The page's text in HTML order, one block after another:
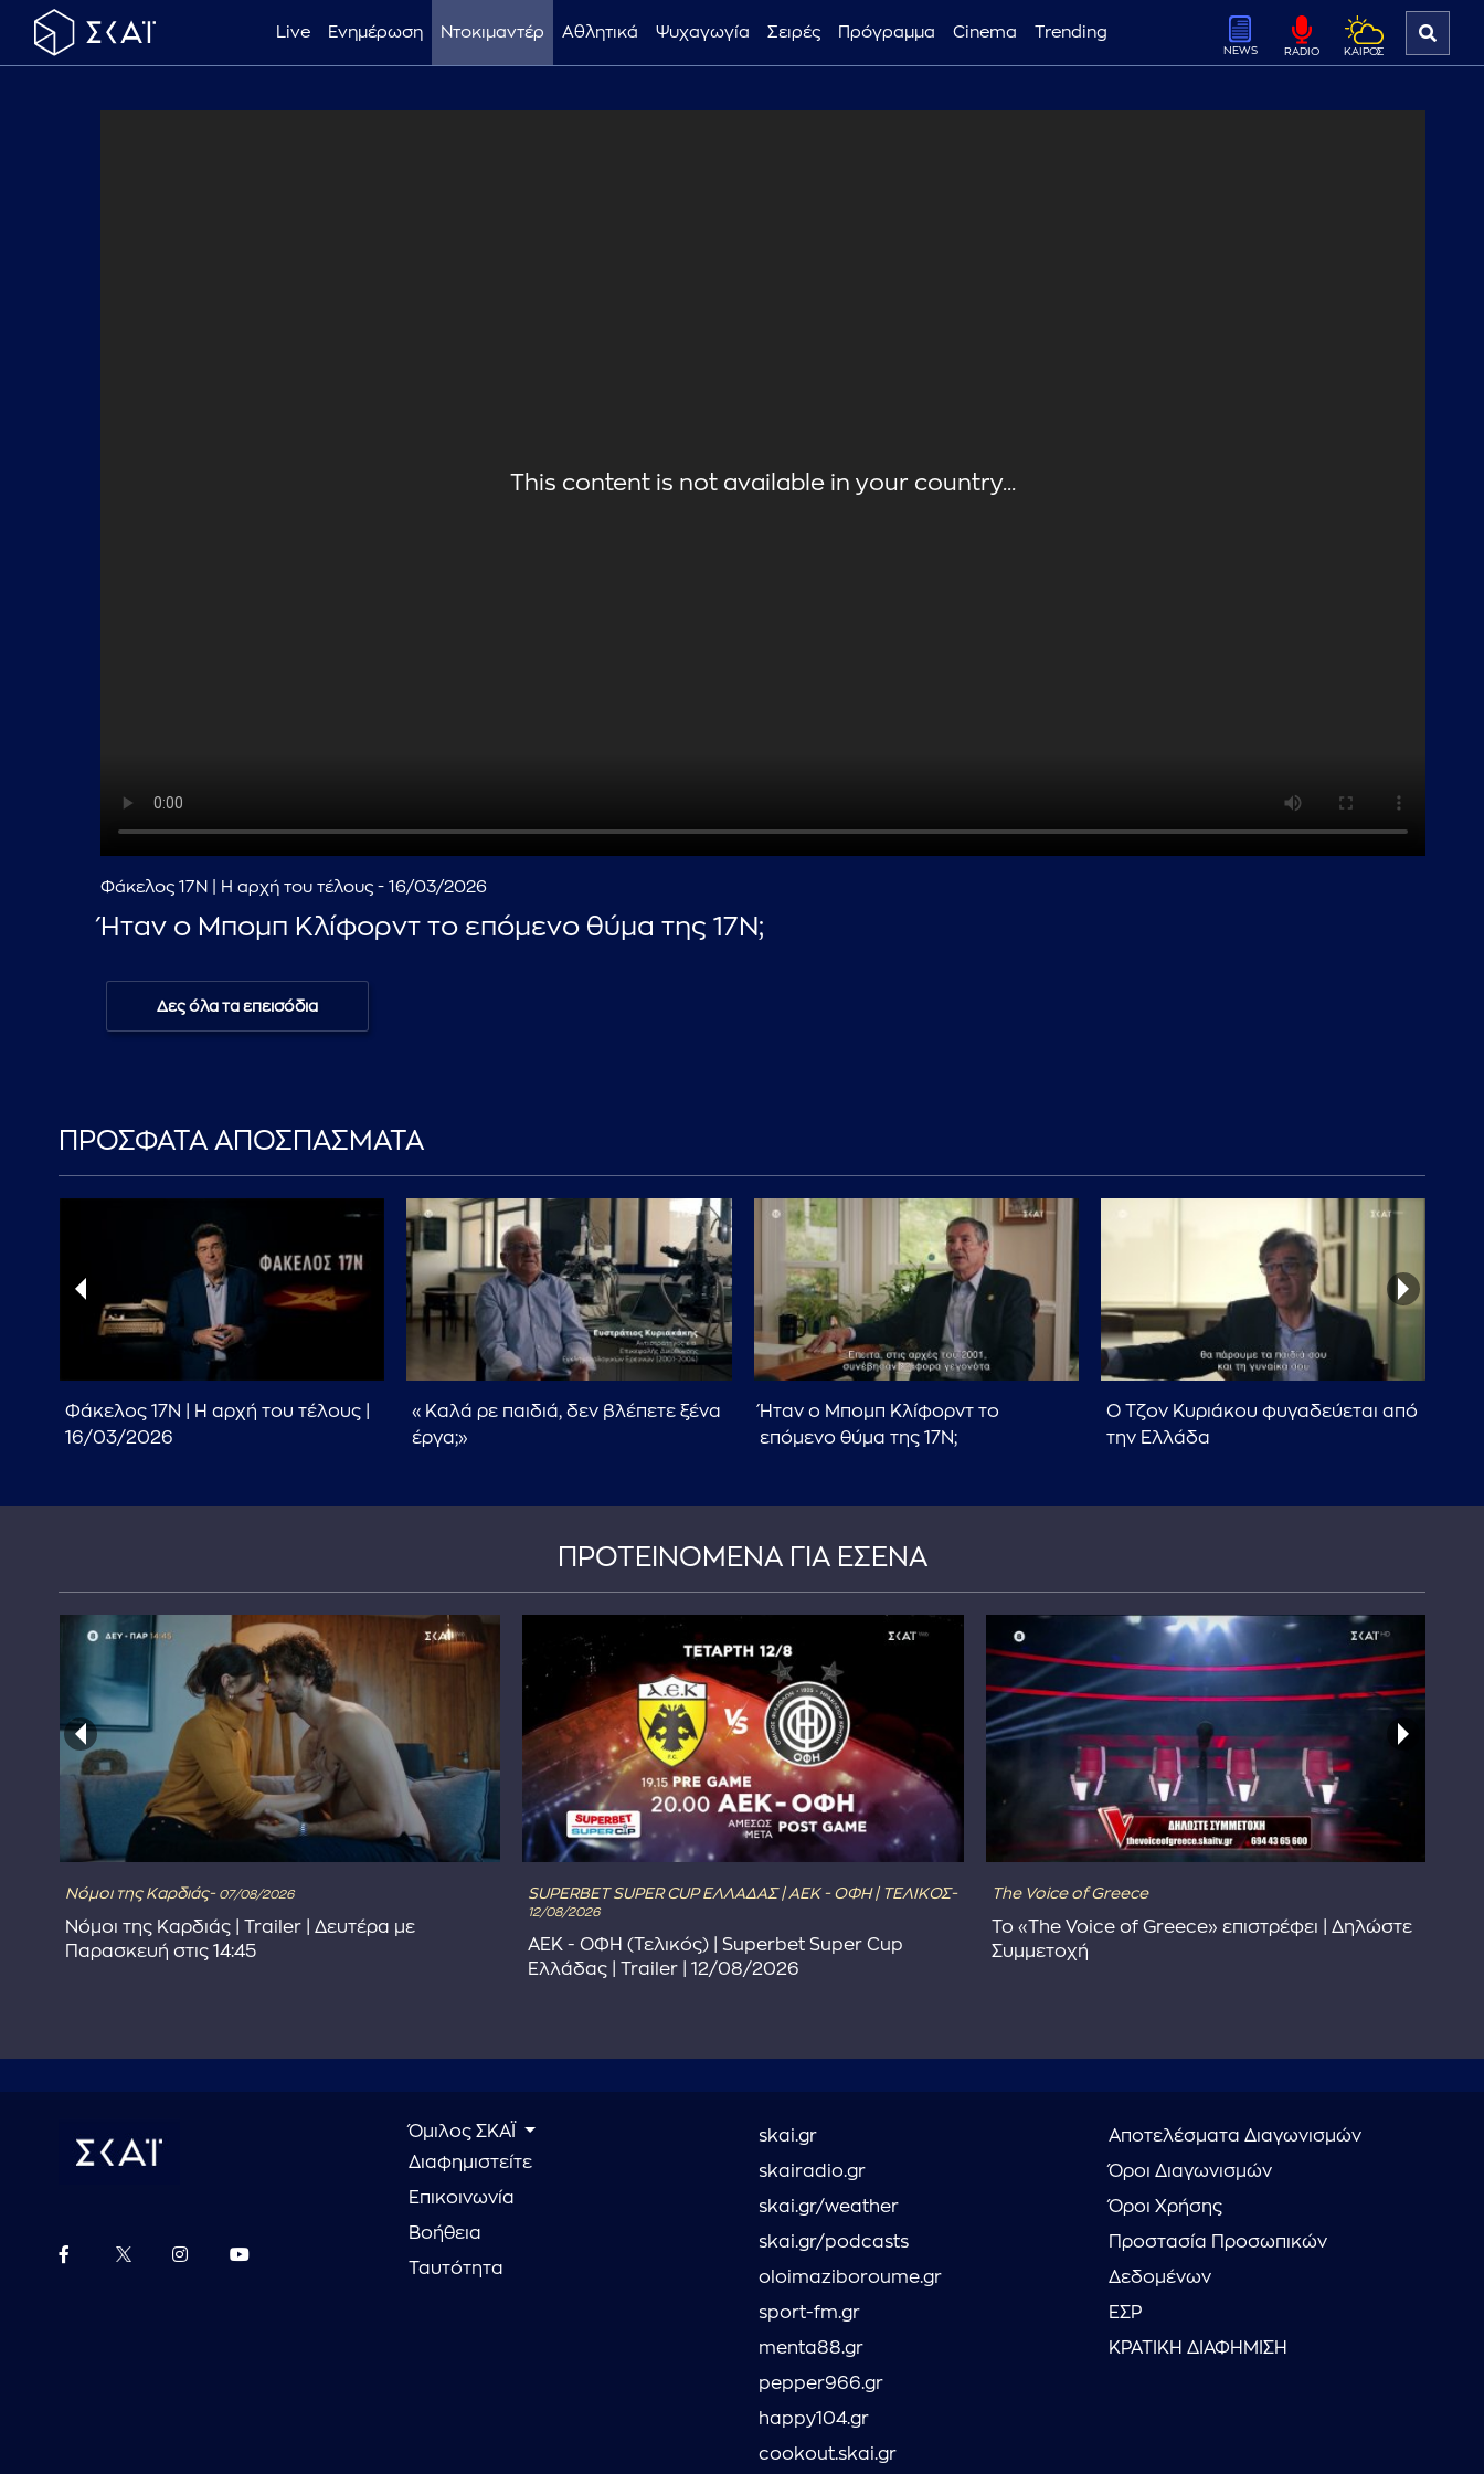
Live Ενημέρωση Ντοκιμαντέρ Αθλητικά Ψυχαγωγία Σειρές Πρόγραμμα Cinema Trending
NEWS RADIO ΚΑΙΡΟΣ
This content is not available in your country...
Φάκελος 17Ν | Η αρχή του τέλους - 16/03/2026
Ήταν ο Μπομπ Κλίφορντ το επόμενο θύμα της 17Ν;
Δες όλα τα επεισόδια
ΠΡΟΣΦΑΤΑ ΑΠΟΣΠΑΣΜΑΤΑ
Φάκελος 17Ν | Η αρχή του τέλους |
16/03/2026
«Καλά ρε παιδιά, δεν βλέπετε ξένα
έργα;»
Ήταν ο Μπομπ Κλίφορντ το
επόμενο θύμα της 17Ν;
Ο Τζον Κυριάκου φυγαδεύεται από
την Ελλάδα
ΠΡΟΤΕΙΝΟΜΕΝΑ ΓΙΑ ΕΣΕΝΑ
Νόμοι της Καρδιάς- 07/08/2026
Νόμοι της Καρδιάς | Trailer | Δευτέρα με
Παρασκευή στις 14:45
SUPERBET SUPER CUP ΕΛΛΑΔΑΣ | ΑΕΚ - ΟΦΗ | ΤΕΛΙΚΟΣ-
12/08/2026
ΑΕΚ - ΟΦΗ (Τελικός) | Superbet Super Cup
Ελλάδας | Trailer | 12/08/2026
The Voice of Greece
Το «The Voice of Greece» επιστρέφει | Δηλώστε
Συμμετοχή
Όμιλος ΣΚΑΪ
Διαφημιστείτε
Επικοινωνία
Βοήθεια
Ταυτότητα
skai.gr
skairadio.gr
skai.gr/weather
skai.gr/podcasts
oloimaziboroume.gr
sport-fm.gr
menta88.gr
pepper966.gr
happy104.gr
cookout.skai.gr
Αποτελέσματα Διαγωνισμών
Όροι Διαγωνισμών
Όροι Χρήσης
Προστασία Προσωπικών
Δεδομένων
ΕΣΡ
ΚΡΑΤΙΚΗ ΔΙΑΦΗΜΙΣΗ